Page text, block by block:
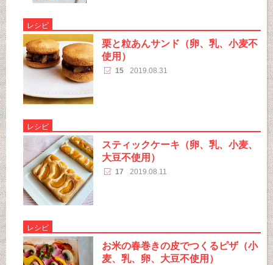
レシピ
栗と粒あんサンド（卵、乳、小麦不
使用）
15 2019.08.31
レシピ
スティックケーキ（卵、乳、小麦、
大豆不使用）
17 2019.08.11
レシピ
お米の春巻きの皮でつくるピザ（小
麦、乳、卵、大豆不使用）